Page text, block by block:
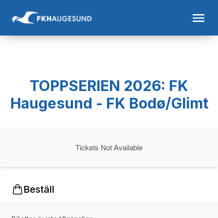
TOPPSERIEN 2026: FK
Haugesund - FK Bodø/Glimt
Tickets Not Available
Beställ